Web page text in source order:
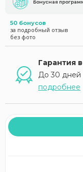
Бонусная
50 бонусов
за подробный отзыв
без фото
Гарантия
До 30 дней
подробнее